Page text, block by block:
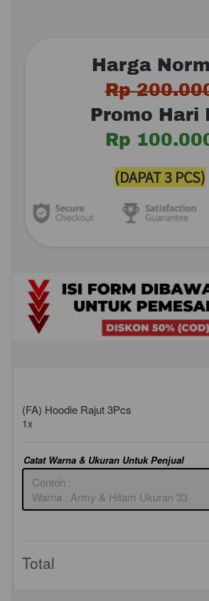
Harga
Rp
Promo Hari
Rp
(DAPAT 3 PCS)
(FA) Hoodie Rajut 3Pcs
1x
Catat Warna & Ukuran Untuk Penjual
Total